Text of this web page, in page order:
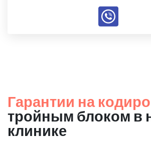
Гарантии на
тройным блоком в
клинике